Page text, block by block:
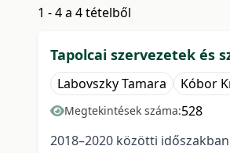
1 - 4 a 4 tételből
Tapolcai szervezetek és
Labovszky Tamara Kóbor
Megtekintések száma:528
2018–2020 közötti